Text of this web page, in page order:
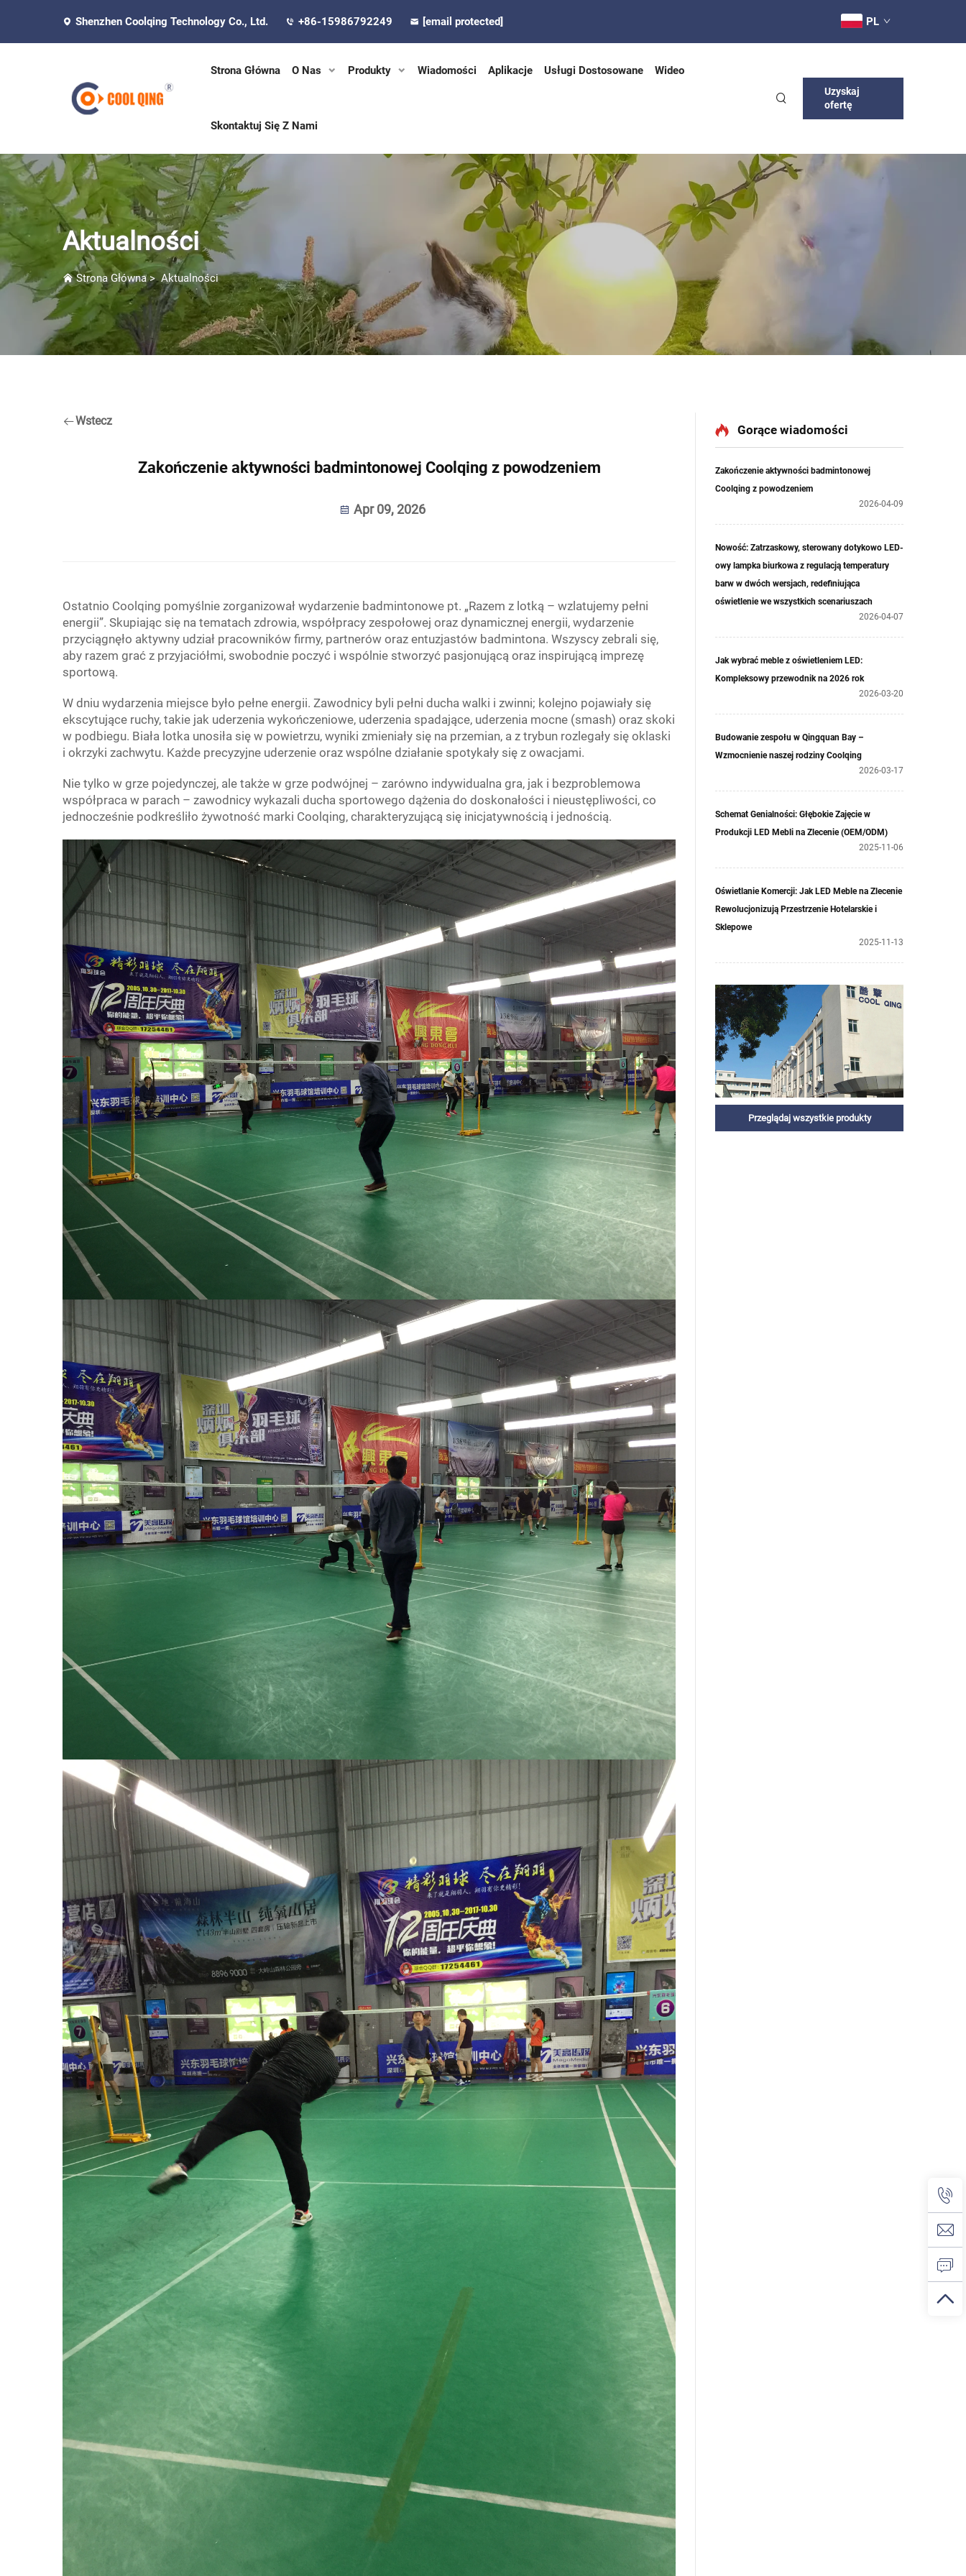
Shenzhen Coolqing Technology Co., Ltd. +86-15986792249 [email protected] PL
Strona Główna O Nas Produkty Wiadomości Aplikacje Usługi Dostosowane Wideo
Skontaktuj Się Z Nami
Uzyskaj
ofertę
Aktualności
Strona Główna>Aktualności
Wstecz
Zakończenie aktywności badmintonowej Coolqing z powodzeniem
Apr 09, 2026
Ostatnio Coolqing pomyślnie zorganizował wydarzenie badmintonowe pt. „Razem z lotką – wzlatujemy pełni
energii”. Skupiając się na tematach zdrowia, współpracy zespołowej oraz dynamicznej energii, wydarzenie
przyciągnęło aktywny udział pracowników firmy, partnerów oraz entuzjastów badmintona. Wszyscy zebrali się,
aby razem grać z przyjaciółmi, swobodnie poczyć i wspólnie stworzyć pasjonującą oraz inspirującą imprezę
sportową.
W dniu wydarzenia miejsce było pełne energii. Zawodnicy byli pełni ducha walki i zwinni; kolejno pojawiały się
ekscytujące ruchy, takie jak uderzenia wykończeniowe, uderzenia spadające, uderzenia mocne (smash) oraz skoki
w podbiegu. Biała lotka unosiła się w powietrzu, wyniki zmieniały się na przemian, a z trybun rozlegały się oklaski
i okrzyki zachwytu. Każde precyzyjne uderzenie oraz wspólne działanie spotykały się z owacjami.
Nie tylko w grze pojedynczej, ale także w grze podwójnej – zarówno indywidualna gra, jak i bezproblemowa
współpraca w parach – zawodnicy wykazali ducha sportowego dążenia do doskonałości i nieustępliwości, co
jednocześnie podkreśliło żywotność marki Coolqing, charakteryzującą się inicjatywnością i jednością.
Gorące wiadomości
Zakończenie aktywności badmintonowej
Coolqing z powodzeniem
2026-04-09
Nowość: Zatrzaskowy, sterowany dotykowo LED-
owy lampka biurkowa z regulacją temperatury
barw w dwóch wersjach, redefiniująca
oświetlenie we wszystkich scenariuszach
2026-04-07
Jak wybrać meble z oświetleniem LED:
Kompleksowy przewodnik na 2026 rok
2026-03-20
Budowanie zespołu w Qingquan Bay –
Wzmocnienie naszej rodziny Coolqing
2026-03-17
Schemat Genialności: Głębokie Zajęcie w
Produkcji LED Mebli na Zlecenie (OEM/ODM)
2025-11-06
Oświetlanie Komercji: Jak LED Meble na Zlecenie
Rewolucjonizują Przestrzenie Hotelarskie i
Sklepowe
2025-11-13
Przeglądaj wszystkie produkty